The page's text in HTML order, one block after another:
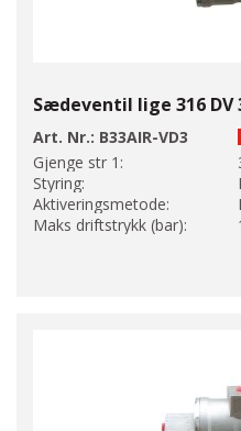
Sædeventil lige 316 DV
Art. Nr.: B33AIR-VD3
Gjenge str 1:
Styring:
Aktiveringsmetode:
Maks driftstrykk (bar):